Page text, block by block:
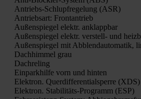
Antriebs-Schlupf­re­ge­lung (ASR)
Antriebs­art: Front­an­trieb
Außen­spie­gel elektr. anklapp­bar
Außen­spie­gel elektr. ver­stell- und
Außen­spie­gel mit Abblend­au­to­ma­tik,
Dach­him­mel grau
Dach­re­ling
Ein­park­hil­fe vorn und hin­ten
Elek­tron. Quer­dif­fe­ren­ti­al­sper­re (XDS)
Elek­tron. Sta­bi­li­täts-Pro­gramm (ESP)